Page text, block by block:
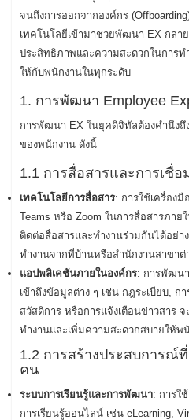
จนถึงการออกจากองค์กร
เทคโนโลยีเข้ามาช่วยพัฒนา EX กลา
ประสิทธิภาพและความสะดวกในการ
ให้กับพนักงานในทุกระดับ
1. การพัฒนา Employee
การพัฒนา EX ในยุคดิจิทัลต้องคำนึง
ของพนักงาน ดังนี้
1.1 การสื่อสารและการเชื่
เทคโนโลยีการสื่อสาร: การใช้เครื่อง
Teams หรือ Zoom ในการสื่อสารภา
ติดต่อสื่อสารและทำงานร่วมกันได้อย่
ทำงานจากที่บ้านหรือสำนักงานสาขาต่
แอปพลิเคชันภายในองค์กร: การพัฒน
เข้าถึงข้อมูลต่าง ๆ เช่น กฎระเบียบ, ก
สวัสดิการ หรือการแจ้งเตือนข่าวสาร
ทำงานและเพิ่มความสะดวกสบายให้พ
1.2 การสร้างประสบการณ์
คน
ระบบการเรียนรู้และการพัฒนา: การใ
การเรียนรู้ออนไลน์ เช่น eLearning,